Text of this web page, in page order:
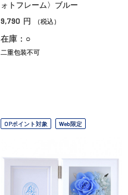
ォトフレーム〉ブルー
9,790 円 （税込）
在庫：○
二重包装不可
OPポイント対象 Web限定